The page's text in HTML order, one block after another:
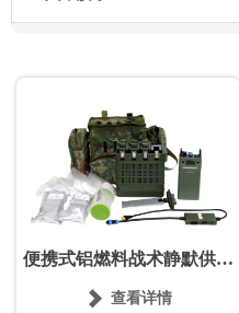
便携式铝燃料战术静默供电
 查看详情